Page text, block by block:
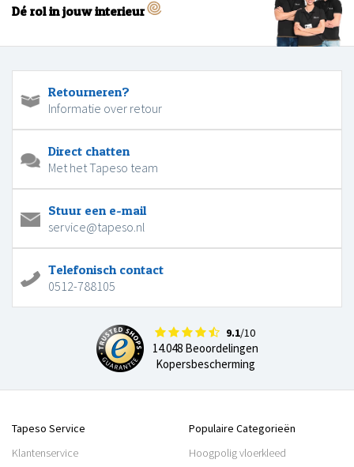
Dé rol in jouw interieur
Retourneren?
Informatie over retour
Direct chatten
Met het Tapeso team
Stuur een e-mail
service@tapeso.nl
Telefonisch contact
0512-788105
9.1/10
14.048 Beoordelingen
Kopersbescherming
Tapeso Service
Klantenservice
Populaire Categorieën
Hoogpolig vloerkleed